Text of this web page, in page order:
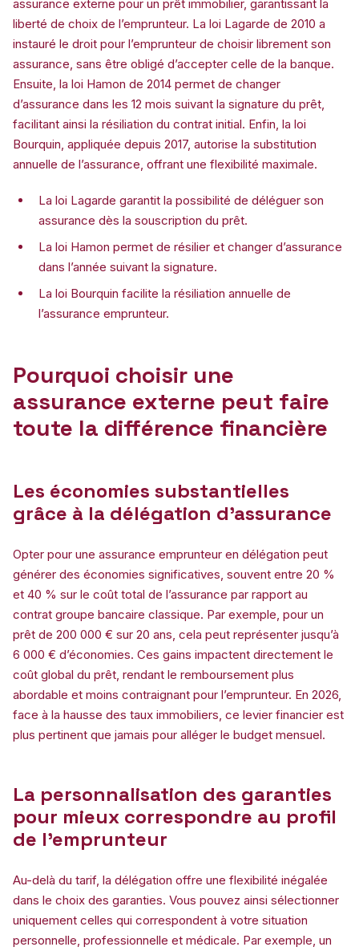
assurance externe pour un prêt immobilier, garantissant la
liberté de choix de l’emprunteur. La loi Lagarde de 2010 a
instauré le droit pour l’emprunteur de choisir librement son
assurance, sans être obligé d’accepter celle de la banque.
Ensuite, la loi Hamon de 2014 permet de changer
d’assurance dans les 12 mois suivant la signature du prêt,
facilitant ainsi la résiliation du contrat initial. Enfin, la loi
Bourquin, appliquée depuis 2017, autorise la substitution
annuelle de l’assurance, offrant une flexibilité maximale.
La loi Lagarde garantit la possibilité de déléguer son
assurance dès la souscription du prêt.
La loi Hamon permet de résilier et changer d’assurance
dans l’année suivant la signature.
La loi Bourquin facilite la résiliation annuelle de
l’assurance emprunteur.
Pourquoi choisir une
assurance externe peut faire
toute la différence financière
Les économies substantielles
grâce à la délégation d’assurance
Opter pour une assurance emprunteur en délégation peut
générer des économies significatives, souvent entre 20 %
et 40 % sur le coût total de l’assurance par rapport au
contrat groupe bancaire classique. Par exemple, pour un
prêt de 200 000 € sur 20 ans, cela peut représenter jusqu’à
6 000 € d’économies. Ces gains impactent directement le
coût global du prêt, rendant le remboursement plus
abordable et moins contraignant pour l’emprunteur. En 2026,
face à la hausse des taux immobiliers, ce levier financier est
plus pertinent que jamais pour alléger le budget mensuel.
La personnalisation des garanties
pour mieux correspondre au profil
de l’emprunteur
Au-delà du tarif, la délégation offre une flexibilité inégalée
dans le choix des garanties. Vous pouvez ainsi sélectionner
uniquement celles qui correspondent à votre situation
personnelle, professionnelle et médicale. Par exemple, un